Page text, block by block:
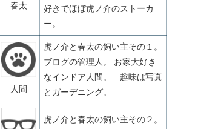
春太
好きでほぼ虎ノ介のストーカ
ー。
人間
虎ノ介と春太の飼い主その１。
ブログの管理人。 お家大好き
なインドア人間。 趣味は写真
とガーデニング。
虎ノ介と春太の飼い主その２。